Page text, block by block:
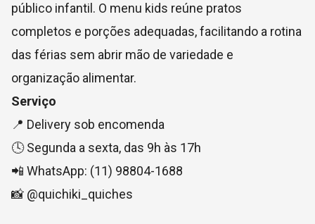
público infantil. O menu kids reúne pratos
completos e porções adequadas, facilitando a rotina
das férias sem abrir mão de variedade e
organização alimentar.
Serviço
📍 Delivery sob encomenda
🕓 Segunda a sexta, das 9h às 17h
📲 WhatsApp: (11) 98804-1688
📸 @quichiki_quiches